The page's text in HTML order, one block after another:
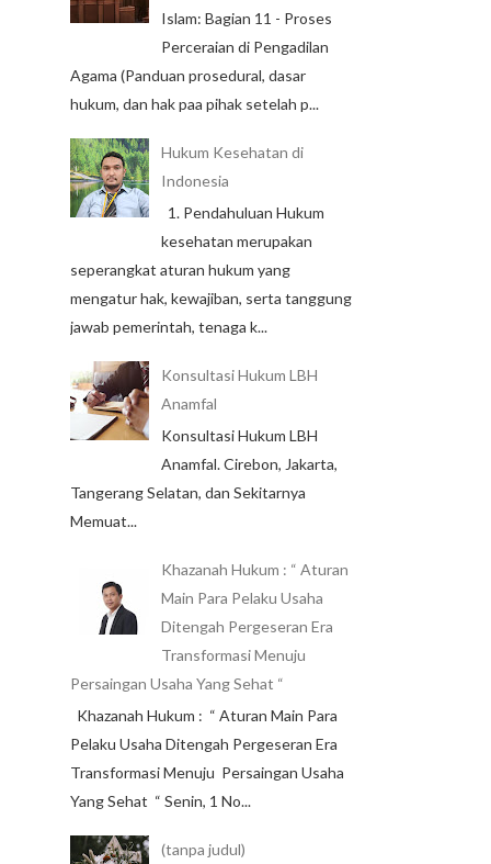
Islam: Bagian 11 - Proses
Perceraian di Pengadilan
Agama (Panduan prosedural, dasar
hukum, dan hak paa pihak setelah p...
Hukum Kesehatan di
Indonesia
1. Pendahuluan Hukum
kesehatan merupakan
seperangkat aturan hukum yang
mengatur hak, kewajiban, serta tanggung
jawab pemerintah, tenaga k...
Konsultasi Hukum LBH
Anamfal
Konsultasi Hukum LBH
Anamfal. Cirebon, Jakarta,
Tangerang Selatan, dan Sekitarnya
Memuat...
Khazanah Hukum : “ Aturan
Main Para Pelaku Usaha
Ditengah Pergeseran Era
Transformasi Menuju
Persaingan Usaha Yang Sehat “
Khazanah Hukum : “ Aturan Main Para
Pelaku Usaha Ditengah Pergeseran Era
Transformasi Menuju Persaingan Usaha
Yang Sehat “ Senin, 1 No...
(tanpa judul)